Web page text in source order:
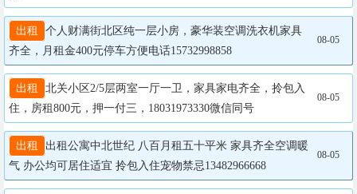
出租
个人财满街北区纯一层小房，豪华装空调洗衣机家具
齐全，月租金400元停车方便电话15732998858
08-05
出租
北关小区2/5层两室一厅一卫，家具家电齐全，拎包入
08-05
出租
出租公寓中北世纪 八百月租五十平米 家具齐全空调暖
气 办公均可居住适宜 拎包入住宠物禁忌13482966668
08-05